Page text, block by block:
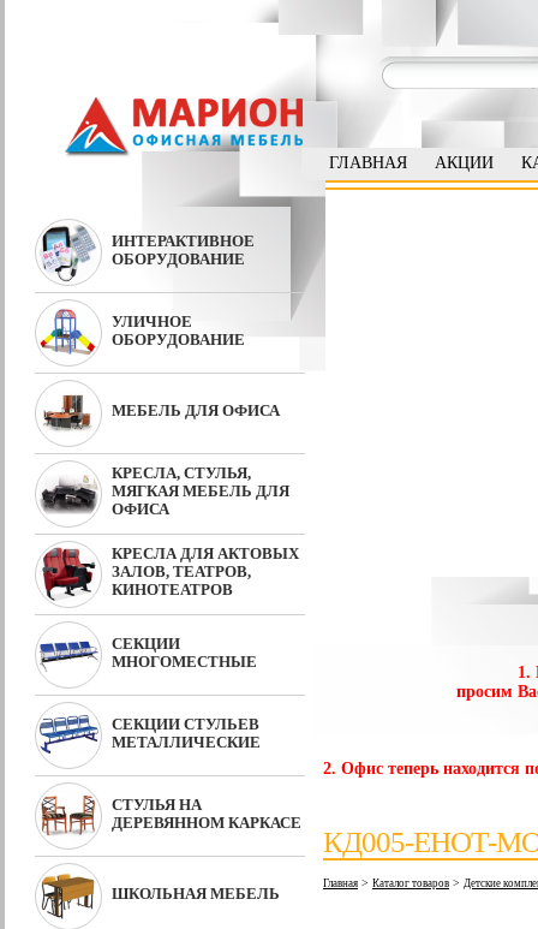
ГЛАВНАЯ АКЦИИ
ИНТЕРАКТИВНОЕ
ОБОРУДОВАНИЕ
УЛИЧНОЕ
ОБОРУДОВАНИЕ
МЕБЕЛЬ ДЛЯ ОФИСА
КРЕСЛА, СТУЛЬЯ,
МЯГКАЯ МЕБЕЛЬ ДЛЯ
ОФИСА
КРЕСЛА ДЛЯ АКТОВЫХ
ЗАЛОВ, ТЕАТРОВ,
КИНОТЕАТРОВ
СЕКЦИИ
МНОГОМЕСТНЫЕ
СЕКЦИИ СТУЛЬЕВ
МЕТАЛЛИЧЕСКИЕ
СТУЛЬЯ НА
ДЕРЕВЯННОМ КАРКАСЕ
ШКОЛЬНАЯ МЕБЕЛЬ
1.
просим
2. Офис теперь находится
КД005-ЕНОТ-
Главная > Каталог товаров > Детские